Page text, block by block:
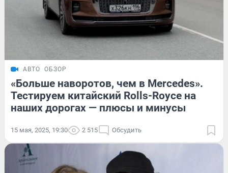
АВТО ОБЗОР
«Больше наворотов, чем в Mercedes».
Тестируем китайский Rolls-Royce на
наших дорогах — плюсы и минусы
15 мая, 2025, 19:30 2 515 Обсудить